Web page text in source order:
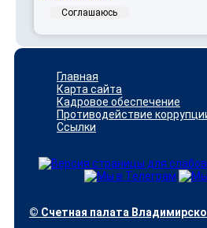
Главная
Карта сайта
Кадровое обеспечение
Противодействие
Ссылки
© Счетная палата
Соглашаюсь